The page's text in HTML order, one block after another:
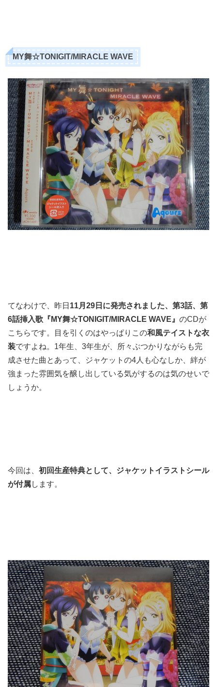
MY舞☆TONIGIT/MIRACLE WAVE
てなわけで、昨日 11月29日に発売されました、第3話、第
6話挿入歌『MY舞☆TONIGIT/MIRACLE WAVE』 のCDが
こちらです。目を引くのはやっぱりこの和風テイストな衣
装ですよね。1年生、3年生が、所々ぶつかりながらも完
成させた曲とあって、ジャケットの4人も心なしか、絆が
強まった雰囲気を醸し出している気がするのは気のせいで
しょうか。
今回は、 初回生産特典として、ジャケットイラストシール
が付属します。